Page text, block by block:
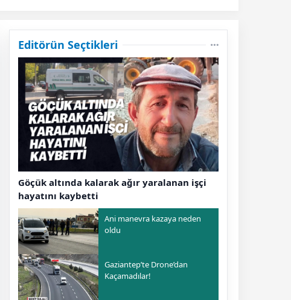
Editörün Seçtikleri
Göçük altında kalarak ağır yaralanan işçi
hayatını kaybetti
Ani manevra kazaya neden
oldu
Gaziantep’te Drone’dan
Kaçamadılar!